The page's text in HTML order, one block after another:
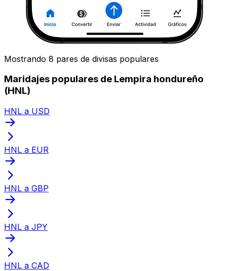
Mostrando 8 pares de divisas populares
Maridajes populares de Lempira hondureño
(HNL)
HNL a USD
HNL a EUR
HNL a GBP
HNL a JPY
HNL a CAD